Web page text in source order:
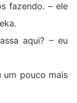
fazendo. – ele
aqui? – eu
um pouco mais